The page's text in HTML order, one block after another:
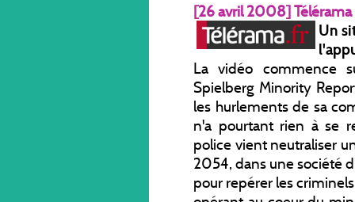
[26 avril 2008] Télérama
Un
La vidéo commence
Spielberg Minority
les hurlements de sa
n'a pourtant rien à se
police vient neutraliser
2054, dans une société
pour repérer les